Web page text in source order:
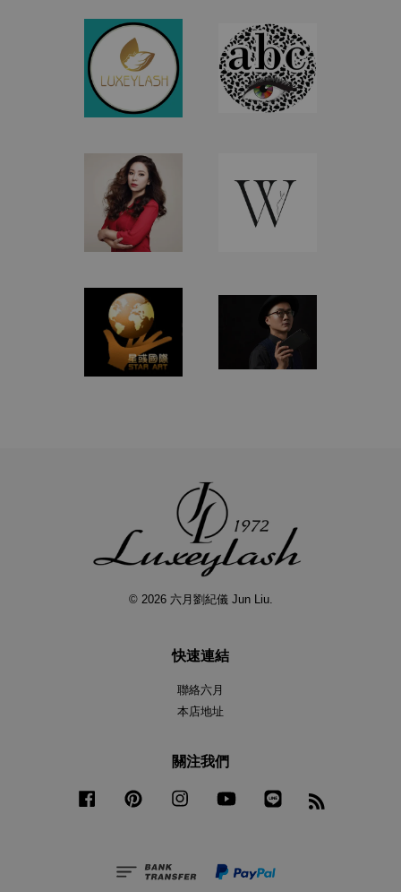
© 2026 六月劉紀儀 Jun Liu.
快速連結
聯絡六月
本店地址
關注我們
Facebook Pinterest Instagram YouTube